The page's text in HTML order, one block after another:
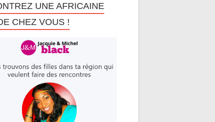
UNE AFRICAINE
CHEZ VOUS !